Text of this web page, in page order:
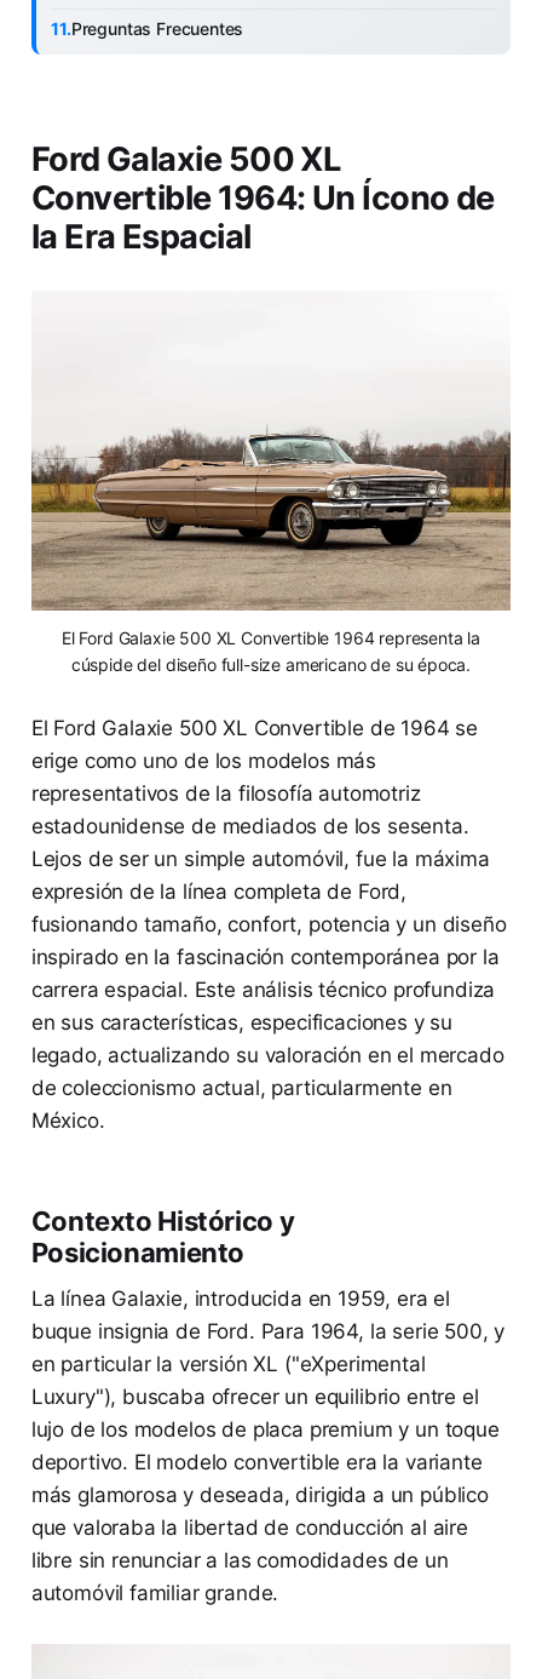
Preguntas Frecuentes
Ford Galaxie 500 XL
Convertible 1964: Un Ícono de
la Era Espacial
El Ford Galaxie 500 XL Convertible 1964 representa la
cúspide del diseño full-size americano de su época.
El Ford Galaxie 500 XL Convertible de 1964 se
erige como uno de los modelos más
representativos de la filosofía automotriz
estadounidense de mediados de los sesenta.
Lejos de ser un simple automóvil, fue la máxima
expresión de la línea completa de Ford,
fusionando tamaño, confort, potencia y un diseño
inspirado en la fascinación contemporánea por la
carrera espacial. Este análisis técnico profundiza
en sus características, especificaciones y su
legado, actualizando su valoración en el mercado
de coleccionismo actual, particularmente en
México.
Contexto Histórico y
Posicionamiento
La línea Galaxie, introducida en 1959, era el
buque insignia de Ford. Para 1964, la serie 500, y
en particular la versión XL ("eXperimental
Luxury"), buscaba ofrecer un equilibrio entre el
lujo de los modelos de placa premium y un toque
deportivo. El modelo convertible era la variante
más glamorosa y deseada, dirigida a un público
que valoraba la libertad de conducción al aire
libre sin renunciar a las comodidades de un
automóvil familiar grande.